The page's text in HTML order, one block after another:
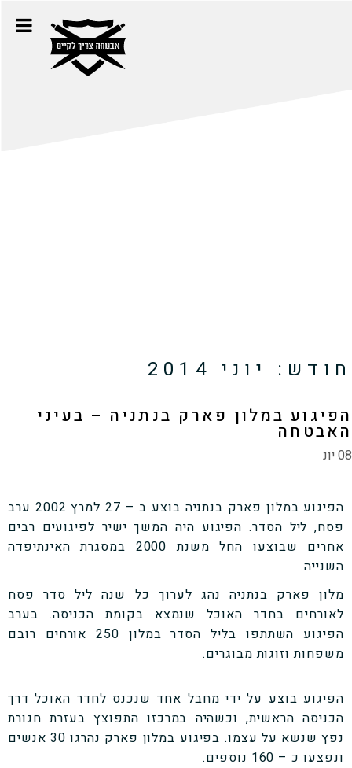
חודש: יוני 2014
הפיגוע במלון פארק בנתניה – בעיני
האבטחה
08 יונ
הפיגוע במלון פארק בנתניה בוצע ב – 27 למרץ 2002 ערב
פסח, ליל הסדר. הפיגוע היה המשך ישיר לפיגועים רבים
אחרים שבוצעו החל משנת 2000 במסגרת האינתיפדה
השנייה.
מלון פארק בנתניה נהג לערוך כל שנה ליל סדר פסח
לאורחים בחדר האוכל שנמצא בקומת הכניסה. בערב
הפיגוע השתתפו בליל הסדר במלון 250 אורחים רובם
משפחות וזוגות מבוגרים.
הפיגוע בוצע על ידי מחבל אחד שנכנס לחדר האוכל דרך
הכניסה הראשית, וכשהיה במרכזו התפוצץ בעזרת חגורת
נפץ שנשא על עצמו. בפיגוע במלון פארק נהרגו 30 אנשים
ונפצעו כ – 160 נוספים.